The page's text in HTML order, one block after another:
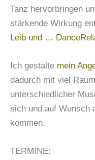
Tanz hervorbringen
stärkende Wirkung
Leib und …
Ich gestalte mein
dadurch mit viel
unterschiedlicher
sich und auf Wunsch
kommen.
TERMINE: